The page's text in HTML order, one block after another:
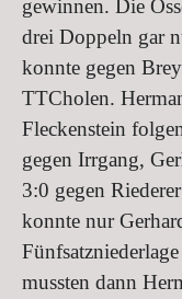
gewinnen. Die
drei Doppeln gar
konnte gegen
TTCholen.
Fleckenstein
gegen Irrgang,
3:0 gegen
konnte nur
mussten dann